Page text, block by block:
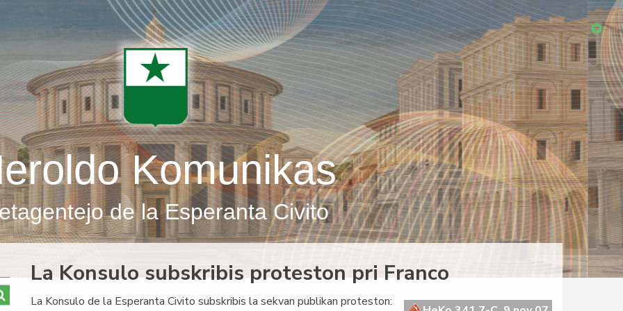
Komunikas
de la Esperanta Civito
La Konsulo subskribis proteston pri Franco
La Konsulo de la Esperanta Civito subskribis la sekvan publikan proteston: